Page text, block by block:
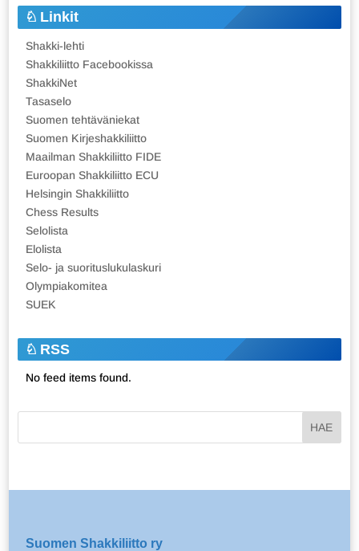
Linkit
Shakki-lehti
Shakkiliitto Facebookissa
ShakkiNet
Tasaselo
Suomen tehtäväniekat
Suomen Kirjeshakkiliitto
Maailman Shakkiliitto FIDE
Euroopan Shakkiliitto ECU
Helsingin Shakkiliitto
Chess Results
Selolista
Elolista
Selo- ja suorituslukulaskuri
Olympiakomitea
SUEK
RSS
No feed items found.
Suomen Shakkiliitto ry